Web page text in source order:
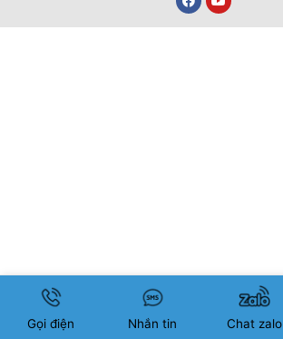
Gọi điện Nhắn tin Chat zalo